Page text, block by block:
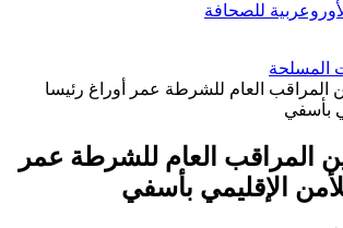
للصحافة
المسلحة
المراقب العام للشرطة عمر أوراغ رئيسا
بأسفي
المراقب العام للشرطة عمر
الإقليمي بأسفي